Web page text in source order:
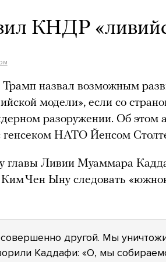
КНДР
назвал возможным
модели», если со
разоружении. Об этом
генсеком НАТО Йенсом
главы Ливии Муаммара
Чен Ыну следовать
другой. Мы
Каддафи: «О, мы